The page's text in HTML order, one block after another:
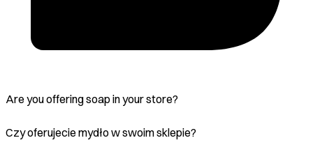
Are you offering soap in your store?
Czy oferujecie mydło w swoim sklepie?